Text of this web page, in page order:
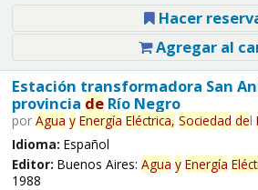
Hacer
Agregar al
Estación transformadora San
provincia deRío Negro
por Agua y Energía Eléctrica, Sociedad del
Idioma: Español
Editor: Buenos Aires: Agua y Energía
1988